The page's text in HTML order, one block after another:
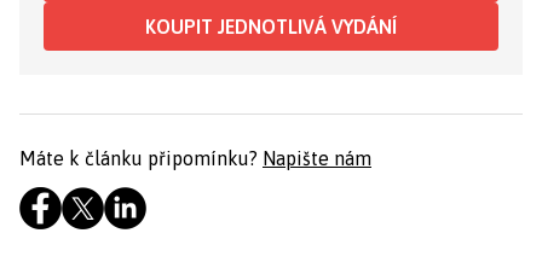
KOUPIT JEDNOTLIVÁ VYDÁNÍ
Máte k článku připomínku? Napište nám